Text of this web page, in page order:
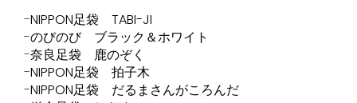
NIPPON足袋 TABI-JI
のびのび ブラック＆ホワイト
奈良足袋 鹿のぞく
NIPPON足袋 拍子木
NIPPON足袋 だるまさんがころんだ